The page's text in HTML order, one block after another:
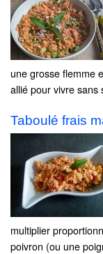
une grosse flemme
allié pour vivre sans
Taboulé frais
multiplier
poivron (ou une